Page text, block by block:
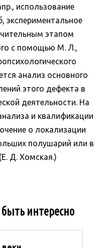
использование
экспериментальное
этапом
с помощью М. Л.,
анализ основного
этого дефекта в
деятельности. На
и квалификации
о локализации
полушарий или в
Д. Хомская.)
интересно